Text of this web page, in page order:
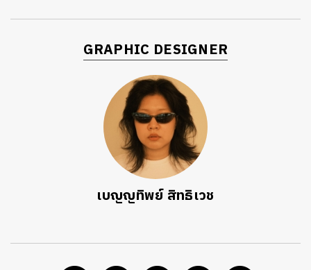
GRAPHIC DESIGNER
เบญญทิพย์ สิทธิเวช